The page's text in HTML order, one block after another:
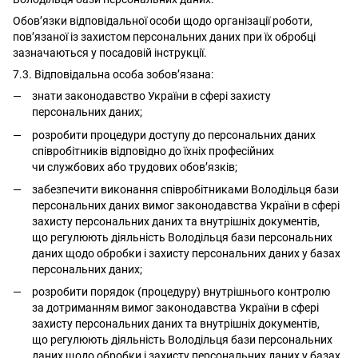
Обов’язки відповідальної особи щодо організації роботи,
пов’язаної із захистом персональних даних при їх обробці
зазначаються у посадовій інструкції.
7.3. Відповідальна особа зобов’язана:
знати законодавство України в сфері захисту
персональних даних;
розробити процедури доступу до персональних даних
співробітників відповідно до їхніх професійних
чи службових або трудових обов’язків;
забезпечити виконання співробітниками Володільця бази
персональних даних вимог законодавства України в сфері
захисту персональних даних та внутрішніх документів,
що регулюють діяльність Володільця бази персональних
даних щодо обробки і захисту персональних даних у базах
персональних даних;
розробити порядок (процедуру) внутрішнього контролю
за дотриманням вимог законодавства України в сфері
захисту персональних даних та внутрішніх документів,
що регулюють діяльність Володільця бази персональних